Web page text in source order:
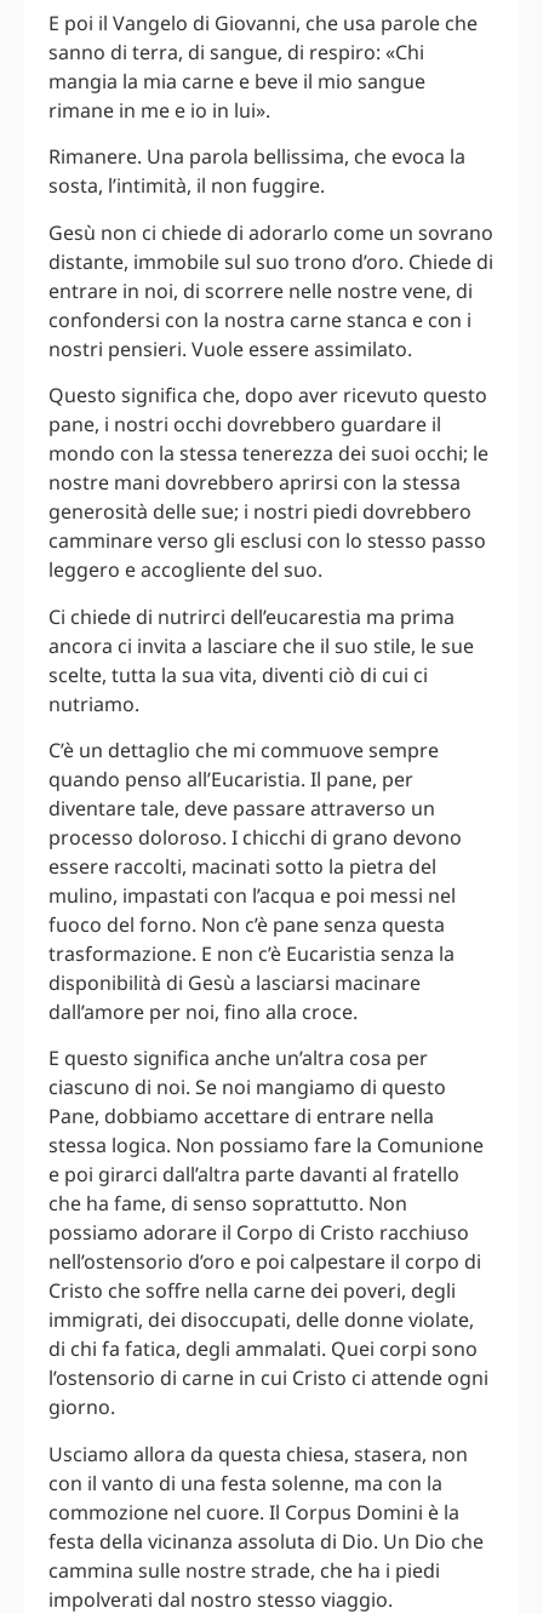
E poi il Vangelo di Giovanni, che usa parole che
sanno di terra, di sangue, di respiro: «Chi
mangia la mia carne e beve il mio sangue
rimane in me e io in lui».
Rimanere. Una parola bellissima, che evoca la
sosta, l’intimità, il non fuggire.
Gesù non ci chiede di adorarlo come un sovrano
distante, immobile sul suo trono d’oro. Chiede di
entrare in noi, di scorrere nelle nostre vene, di
confondersi con la nostra carne stanca e con i
nostri pensieri. Vuole essere assimilato.
Questo significa che, dopo aver ricevuto questo
pane, i nostri occhi dovrebbero guardare il
mondo con la stessa tenerezza dei suoi occhi; le
nostre mani dovrebbero aprirsi con la stessa
generosità delle sue; i nostri piedi dovrebbero
camminare verso gli esclusi con lo stesso passo
leggero e accogliente del suo.
Ci chiede di nutrirci dell’eucarestia ma prima
ancora ci invita a lasciare che il suo stile, le sue
scelte, tutta la sua vita, diventi ciò di cui ci
nutriamo.
C’è un dettaglio che mi commuove sempre
quando penso all’Eucaristia. Il pane, per
diventare tale, deve passare attraverso un
processo doloroso. I chicchi di grano devono
essere raccolti, macinati sotto la pietra del
mulino, impastati con l’acqua e poi messi nel
fuoco del forno. Non c’è pane senza questa
trasformazione. E non c’è Eucaristia senza la
disponibilità di Gesù a lasciarsi macinare
dall’amore per noi, fino alla croce.
E questo significa anche un’altra cosa per
ciascuno di noi. Se noi mangiamo di questo
Pane, dobbiamo accettare di entrare nella
stessa logica. Non possiamo fare la Comunione
e poi girarci dall’altra parte davanti al fratello
che ha fame, di senso soprattutto. Non
possiamo adorare il Corpo di Cristo racchiuso
nell’ostensorio d’oro e poi calpestare il corpo di
Cristo che soffre nella carne dei poveri, degli
immigrati, dei disoccupati, delle donne violate,
di chi fa fatica, degli ammalati. Quei corpi sono
l’ostensorio di carne in cui Cristo ci attende ogni
giorno.
Usciamo allora da questa chiesa, stasera, non
con il vanto di una festa solenne, ma con la
commozione nel cuore. Il Corpus Domini è la
festa della vicinanza assoluta di Dio. Un Dio che
cammina sulle nostre strade, che ha i piedi
impolverati dal nostro stesso viaggio.